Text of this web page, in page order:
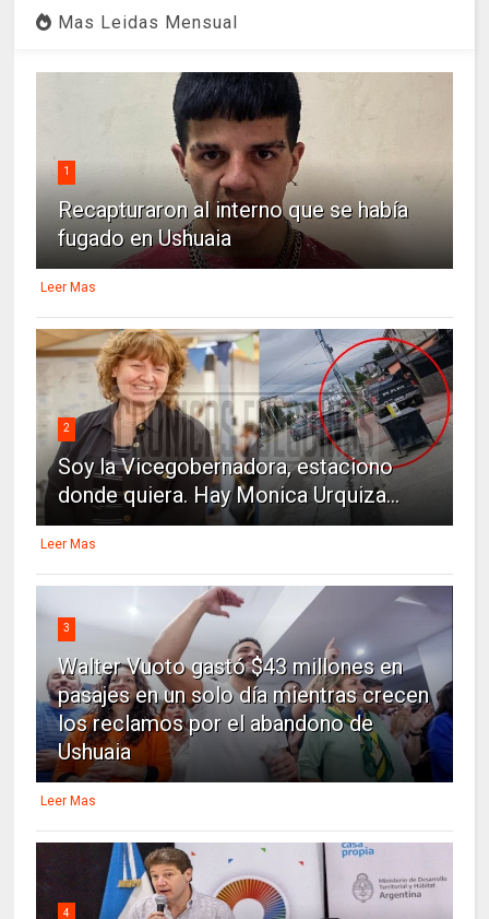
Mas Leidas Mensual
1
Recapturaron al interno que se había
fugado en Ushuaia
Leer Mas
2
Soy la Vicegobernadora, estaciono
donde quiera. Hay Monica Urquiza...
Leer Mas
3
Walter Vuoto gastó $43 millones en
pasajes en un solo día mientras crecen
los reclamos por el abandono de
Ushuaia
Leer Mas
4